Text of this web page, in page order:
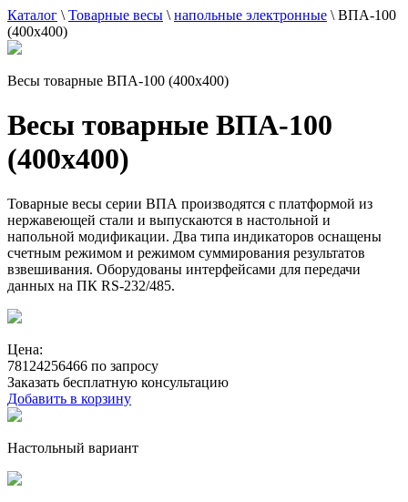
Каталог \ Товарные весы \ напольные электронные \ ВПА-100
(400х400)
Весы товарные ВПА-100 (400х400)
Весы товарные ВПА-100
(400х400)
Товарные весы серии ВПА производятся с платформой из
нержавеющей стали и выпускаются в настольной и
напольной модификации. Два типа индикаторов оснащены
счетным режимом и режимом суммирования результатов
взвешивания. Оборудованы интерфейсами для передачи
данных на ПК RS-232/485.
Цена:
78124256466 по запросу
Заказать бесплатную консультацию
Добавить в корзину
Настольный вариант